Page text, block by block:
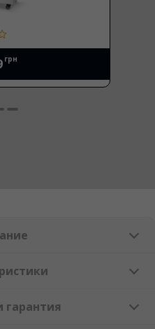
грн
гарантия